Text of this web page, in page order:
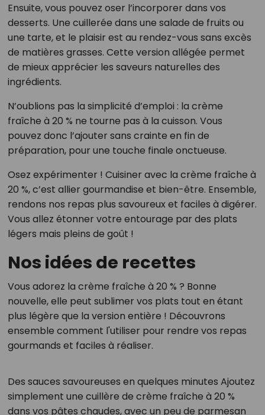
Ensuite, vous pouvez oser l’incorporer dans vos
desserts. Une cuillerée dans une salade de fruits ou
une tarte, et le plaisir est au rendez-vous sans excès
de matières grasses. Cette version allégée permet
de mieux apprécier les saveurs naturelles des
ingrédients.
N’oublions pas la simplicité d’emploi : la crème
fraîche à 20 % ne tourne pas à la cuisson. Vous
pouvez donc l’ajouter sans crainte en fin de
préparation, pour une touche finale onctueuse.
Osez expérimenter ! Cuisiner avec la crème fraîche à
20 %, c’est allier gourmandise et bien-être. Ensemble,
rendons nos repas plus savoureux et faciles à digérer.
Vous allez étonner votre entourage par des plats
légers mais pleins de goût !
Nos idées de recettes
Vous adorez la crème fraîche à 20 % ? Bonne
nouvelle, elle peut sublimer vos plats tout en étant
plus légère que la version entière ! Découvrons
ensemble comment l'utiliser pour rendre vos repas
gourmands et faciles à réaliser.
Des sauces savoureuses en quelques minutes Ajoutez
simplement une cuillère de crème fraîche à 20 %
dans vos pâtes chaudes, avec un peu de parmesan